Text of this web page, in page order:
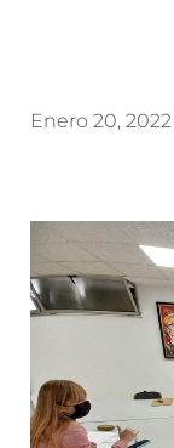
Enero 20, 2022